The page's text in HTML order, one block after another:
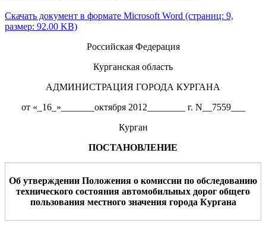
Скачать документ в формате Microsoft Word (страниц: 9,
размер: 92.00 KB)
Российская Федерация
Курганская область
АДМИНИСТРАЦИЯ ГОРОДА КУРГАНА
от «_16_»_______октября 2012________ г. N__7559___
Курган
ПОСТАНОВЛЕНИЕ
Об утверждении Положения о комиссии по обследованию
технического состояния автомобильных дорог общего
пользования местного значения города Кургана